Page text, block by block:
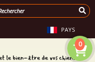
PAYS
0